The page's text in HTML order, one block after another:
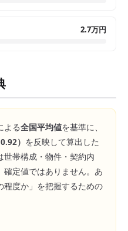
2.7万円
よる全国平均値を基準に、
0.92） を反映して算出した
世帯構成・物件・契約内
定値ではありません。あ
程度か」を把握するための